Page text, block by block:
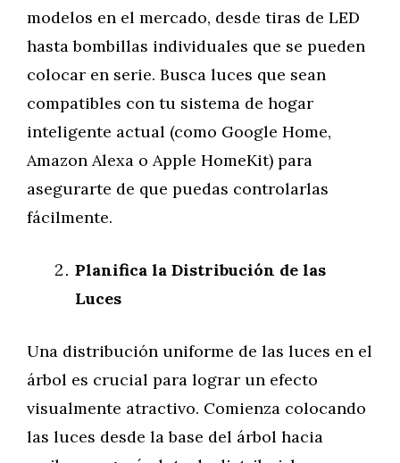
modelos en el mercado, desde tiras de LED
hasta bombillas individuales que se pueden
colocar en serie. Busca luces que sean
compatibles con tu sistema de hogar
inteligente actual (como Google Home,
Amazon Alexa o Apple HomeKit) para
asegurarte de que puedas controlarlas
fácilmente.
Planifica la Distribución de las
Luces
Una distribución uniforme de las luces en el
árbol es crucial para lograr un efecto
visualmente atractivo. Comienza colocando
las luces desde la base del árbol hacia